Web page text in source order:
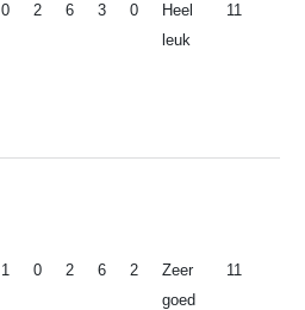
0 2 6 3 0
Heel
leuk
11
1 0 2 6 2
Zeer
goed
11